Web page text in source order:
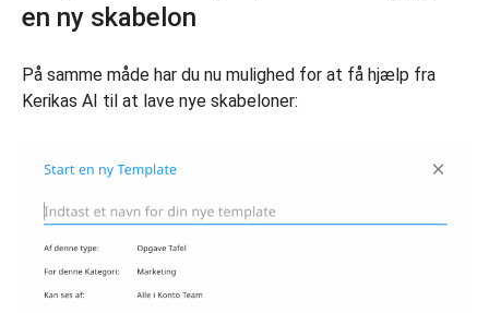
en ny skabelon
På samme måde har du nu mulighed for at få hjælp fra
Kerikas AI til at lave nye skabeloner: